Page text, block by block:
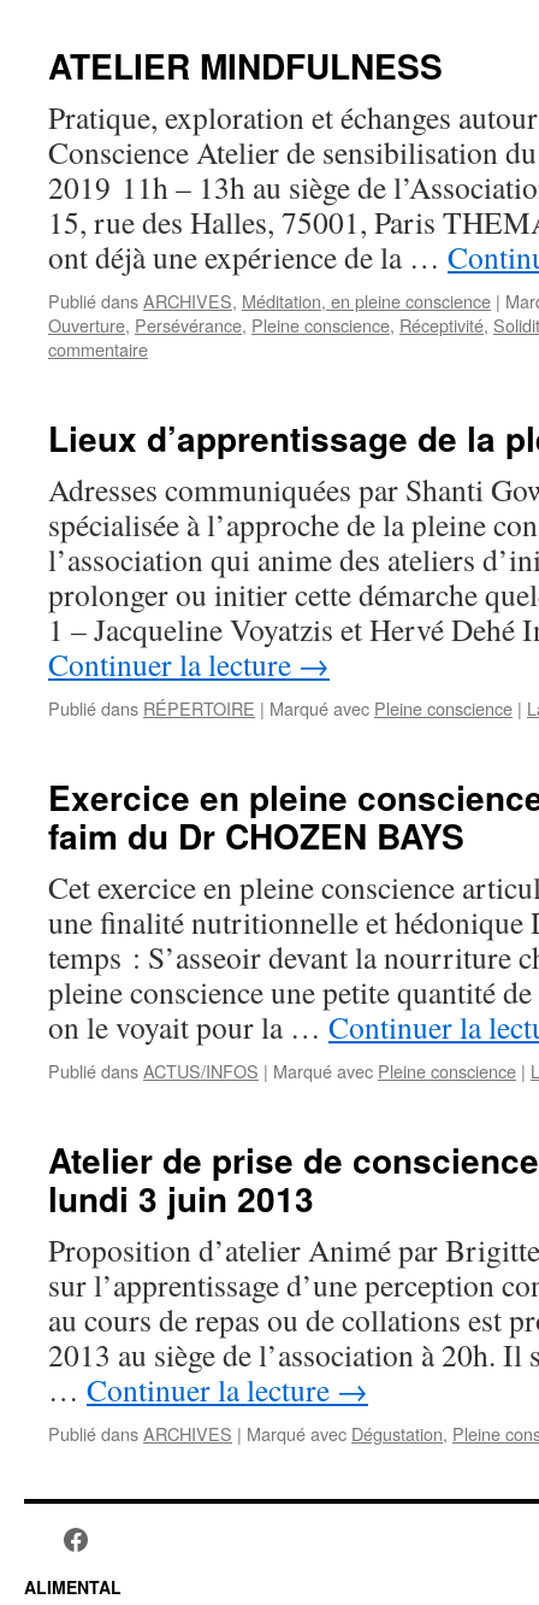
ATELIER MINDFULNESS
Pratique, exploration et échanges
Conscience Atelier de sensibilisation
2019 11h – 13h au siège de
15, rue des Halles, 75001, Paris
ont déjà une expérience de la …
Publié dansARCHIVES, Méditation, en pleine conscience |
Ouverture, Persévérance, Pleine conscience, Réceptivité,
commentaire
Lieux d’apprentissage de la
Adresses communiquées par Shanti
spécialisée à l’approche de la pleine
l’association qui anime des ateliers
prolonger ou initier cette démarche
1 – Jacqueline Voyatzis et Hervé
Continuer la lecture →
Publié dans RÉPERTOIRE | Marqué avec Pleine conscience |
Exercice en pleine
faim du Dr CHOZEN BAYS
Cet exercice en pleine conscience
une finalité nutritionnelle et hédonique
temps : S’asseoir devant la nourriture
pleine conscience une petite quantité
on le voyait pour la … Continuer la
Publié dansACTUS/INFOS | Marqué avec Pleine conscience |
Atelier de prise de
lundi 3 juin 2013
Proposition d’atelier Animé par
sur l’apprentissage d’une perception
au cours de repas ou de collations est
2013 au siège de l’association à 20h. Il
… Continuer la lecture →
Publié dansARCHIVES | Marqué avec Dégustation, Pleine
ALIMENTAL